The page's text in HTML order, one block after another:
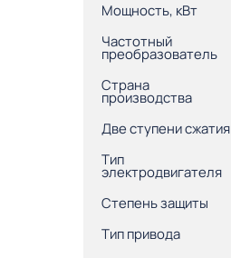
Мощность, кВт
Частотный
преобразователь
Страна
производства
Две ступени сжатия
Тип
электродвигателя
Степень защиты
Тип привода